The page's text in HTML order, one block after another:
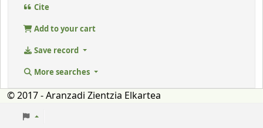
Cite
Add to your cart
Save record
More searches
© 2017 - Aranzadi Zientzia Elkartea